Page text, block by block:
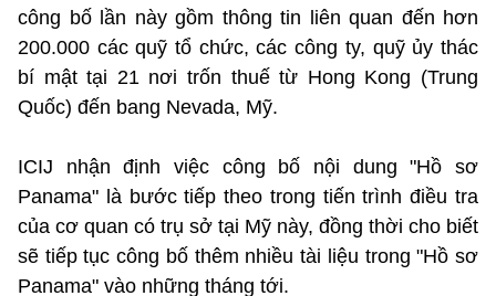
công bố lần này gồm thông tin liên quan đến hơn
200.000 các quỹ tổ chức, các công ty, quỹ ủy thác
bí mật tại 21 nơi trốn thuế từ Hong Kong (Trung
Quốc) đến bang Nevada, Mỹ.
ICIJ nhận định việc công bố nội dung "Hồ sơ
Panama" là bước tiếp theo trong tiến trình điều tra
của cơ quan có trụ sở tại Mỹ này, đồng thời cho biết
sẽ tiếp tục công bố thêm nhiều tài liệu trong "Hồ sơ
Panama" vào những tháng tới.